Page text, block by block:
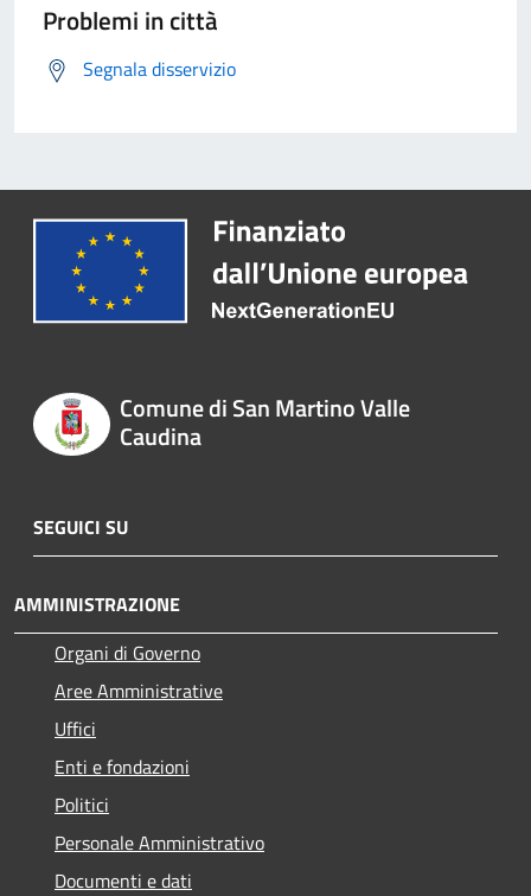
Problemi in città
Segnala disservizio
Comune di San Martino Valle
Caudina
SEGUICI SU
AMMINISTRAZIONE
Organi di Governo
Aree Amministrative
Uffici
Enti e fondazioni
Politici
Personale Amministrativo
Documenti e dati